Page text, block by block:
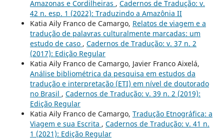
Amazonas e Cordilheiras , Cadernos de Tradução: v.
42 n. esp. 1 (2022): Traduzindo a Amazônia II
Katia Aily Franco de Camargo, Relatos de viagem e a
tradução de palavras culturalmente marcadas: um
estudo de caso , Cadernos de Tradução: v. 37 n. 2
(2017): Edição Regular
Katia Aily Franco de Camargo, Javier Franco Aixelá,
Análise bibliométrica da pesquisa em estudos da
tradução e interpretação (ETI) em nível de doutorado
no Brasil , Cadernos de Tradução: v. 39 n. 2 (2019):
Edição Regular
Katia Aily Franco de Camargo, Tradução Etnogr´´afica: a
Viagem e sua Escrita , Cadernos de Tradução: v. 41 n.
1 (2021): Edição Regular